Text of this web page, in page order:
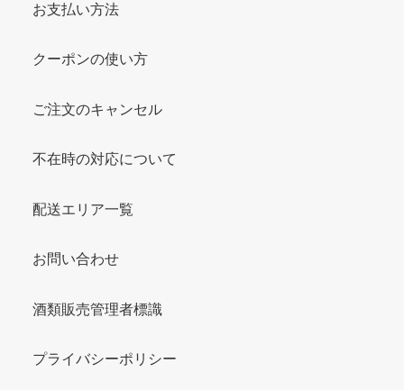
お支払い方法
クーポンの使い方
ご注文のキャンセル
不在時の対応について
配送エリア一覧
お問い合わせ
酒類販売管理者標識
プライバシーポリシー